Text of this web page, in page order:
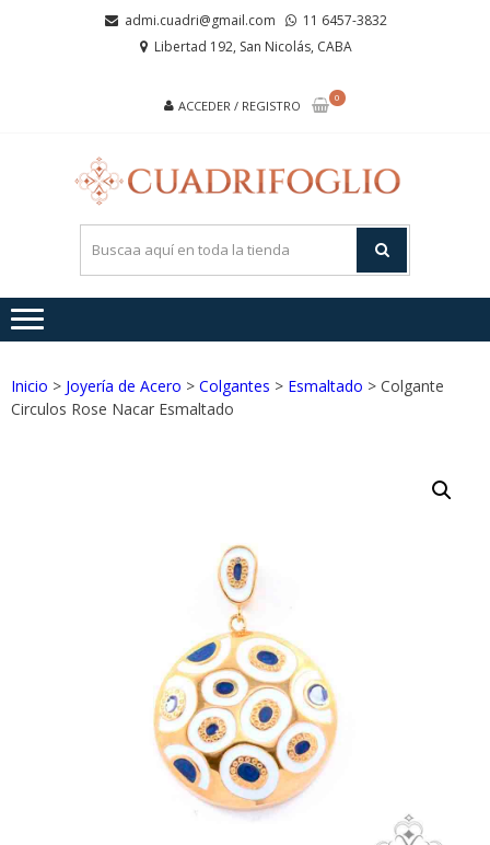
admi.cuadri@gmail.com
11 6457-3832
Libertad 192, San Nicolás, CABA
ACCEDER / REGISTRO
0
Inicio > Joyería de Acero > Colgantes > Esmaltado > Colgante
Circulos Rose Nacar Esmaltado